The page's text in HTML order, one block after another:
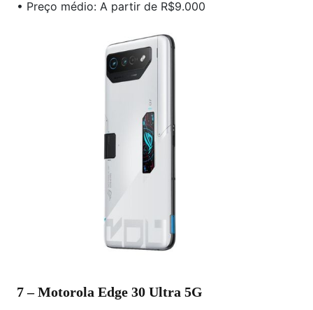
• Preço médio: A partir de R$9.000
7 – Motorola Edge 30 Ultra 5G